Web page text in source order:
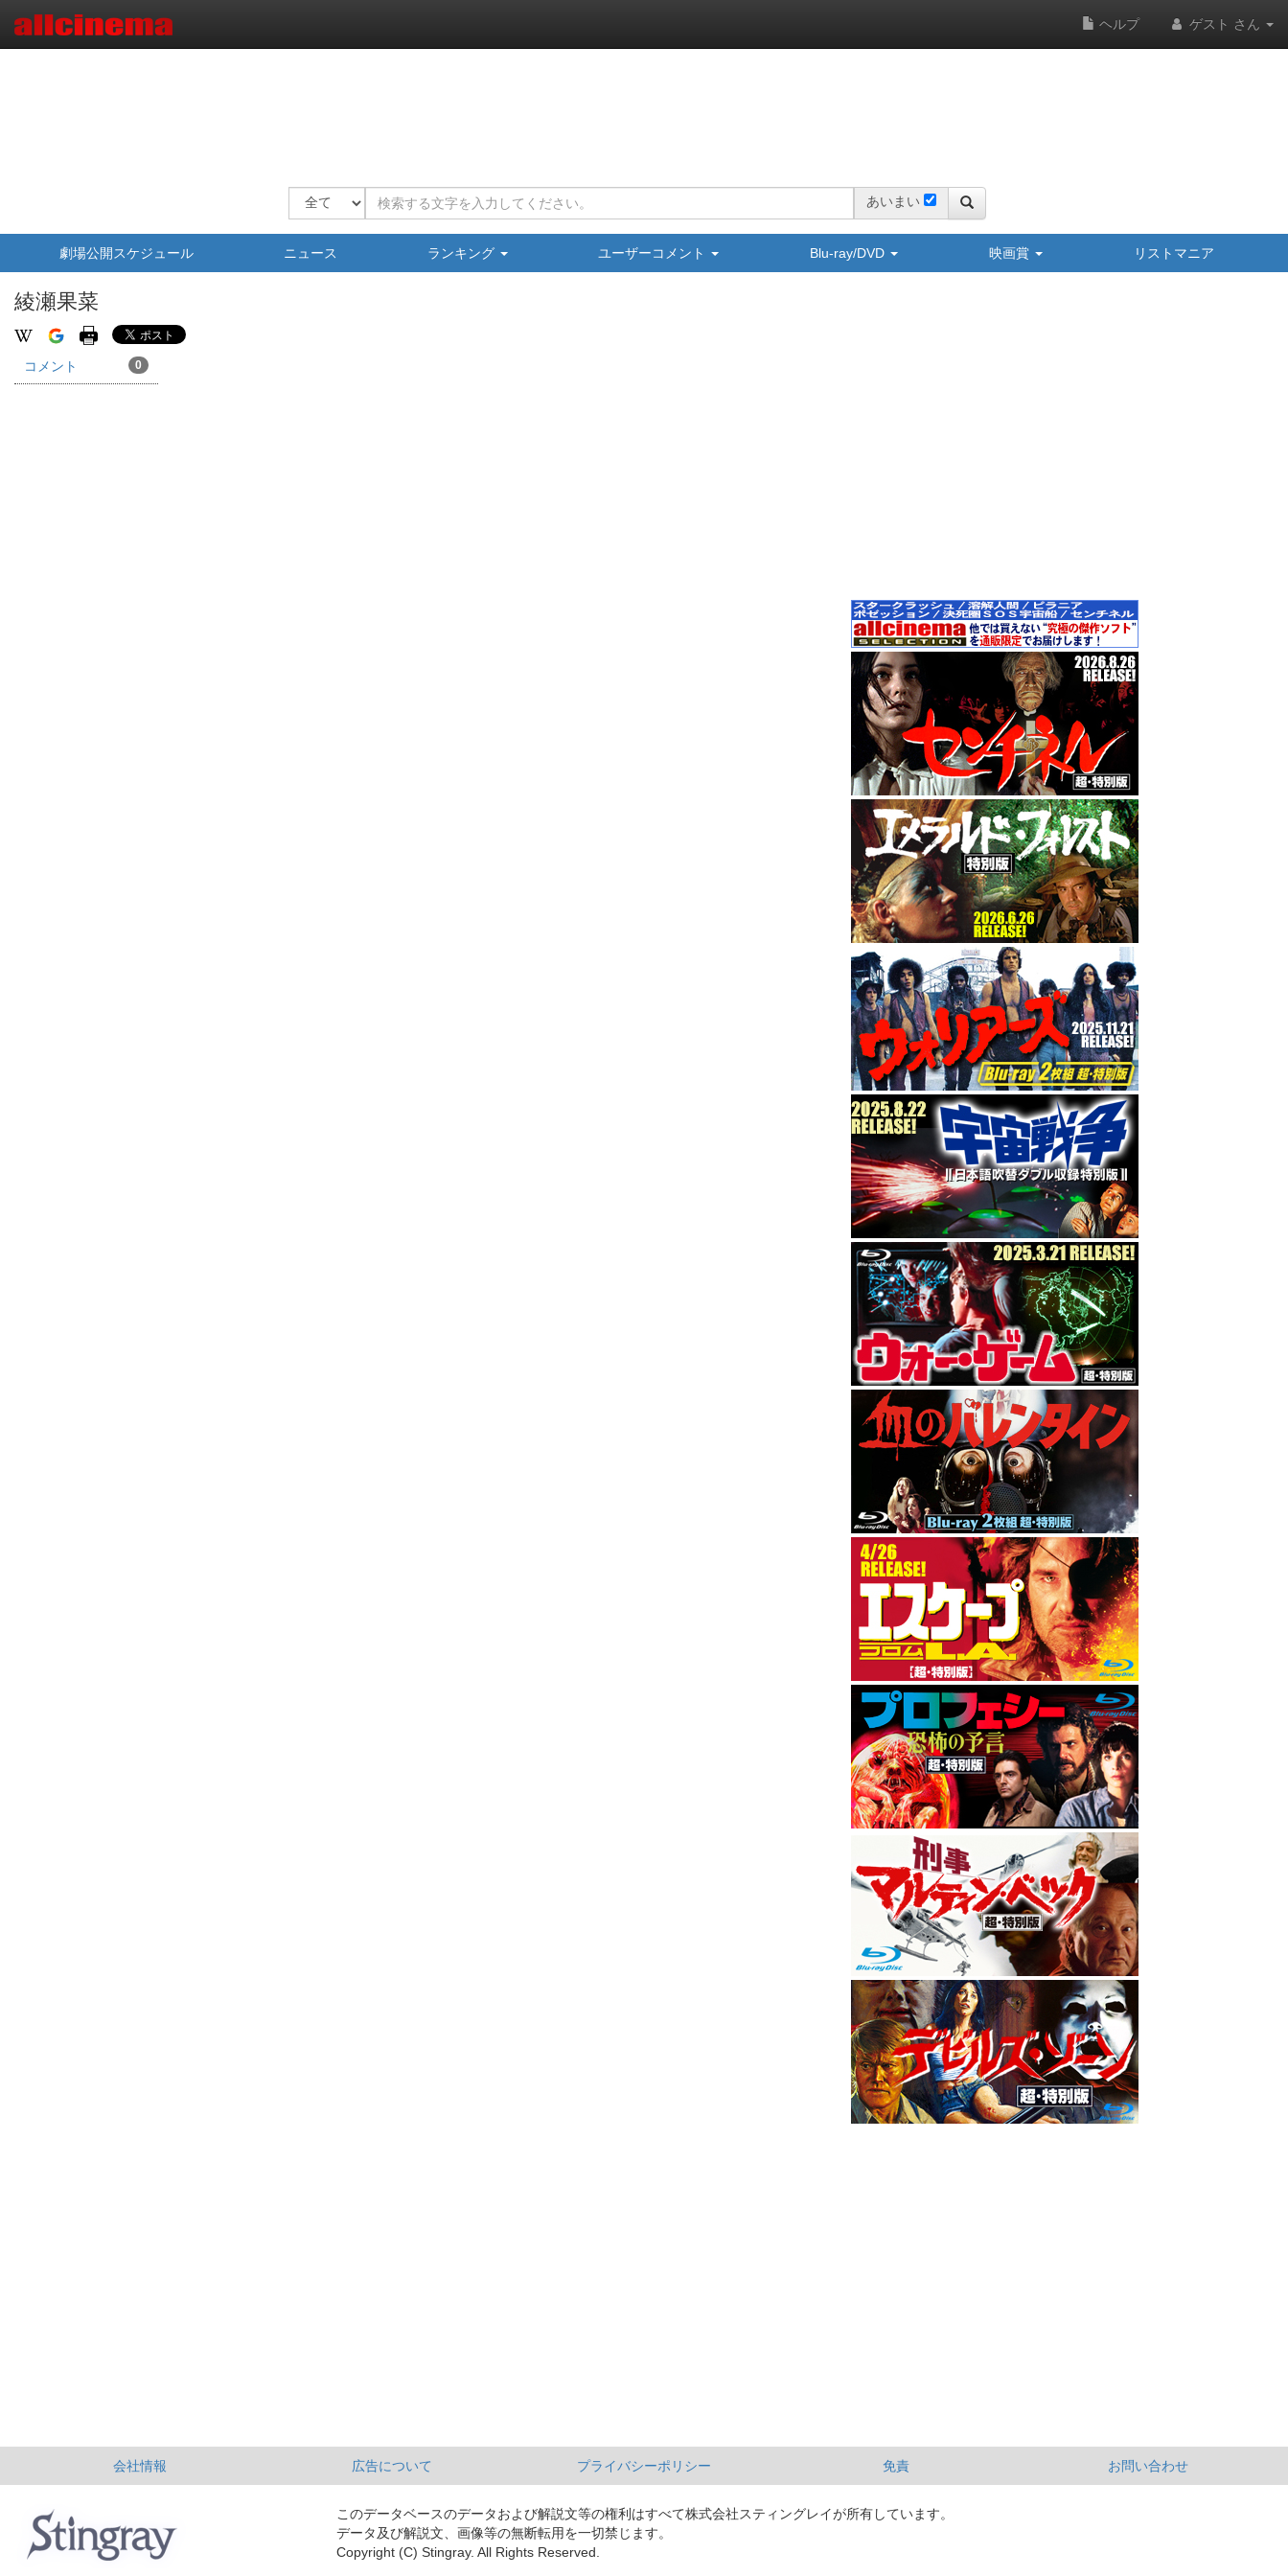
ヘルプ ゲスト さん
あいまい
劇場公開スケジュール ニュース ランキング ユーザーコメント Blu-ray/DVD 映画賞 リストマニア
綾瀬果菜
コメント 0
会社情報 広告について プライバシーポリシー 免責 お問い合わせ
このデータベースのデータおよび解説文等の権利はすべて株式会社スティングレイが所有しています。
データ及び解説文、画像等の無断転用を一切禁じます。
Copyright (C) Stingray. All Rights Reserved.